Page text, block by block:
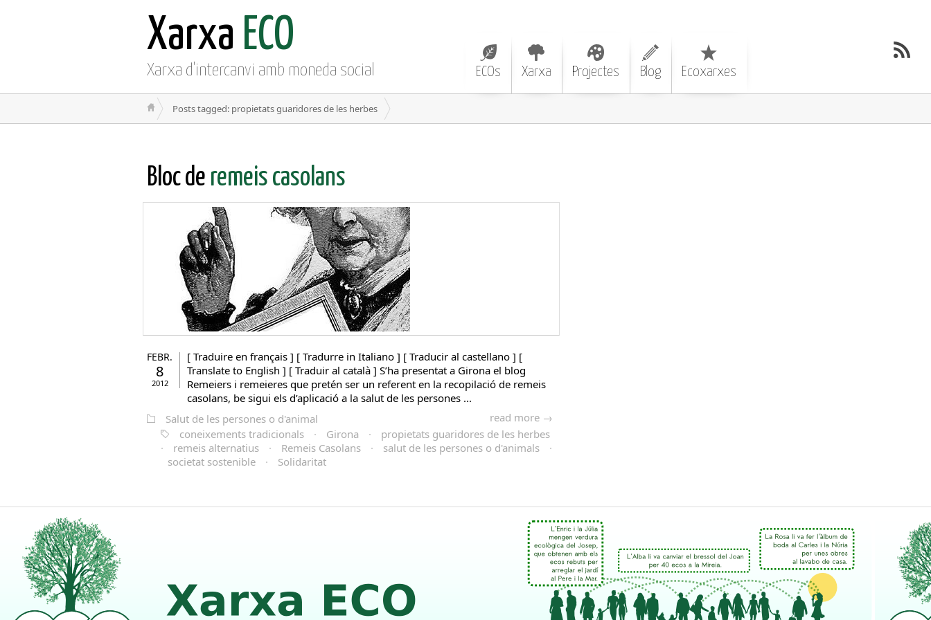
Xarxa ECO
Xarxa d'intercanvi amb moneda social ECOs Xarxa Projectes Blog Ecoxarxes
Posts tagged: propietats guaridores de les herbes
Bloc de remeis casolans
FEBR.
8
2012
[ Traduire en français ] [ Tradurre in Italiano ] [ Traducir al castellano ] [
Translate to English ] [ Traduir al català ] S’ha presentat a Girona el blog
Remeiers i remeieres que pretén ser un referent en la recopilació de remeis
casolans, be sigui els d’aplicació a la salut de les persones ...
read more →
Salut de les persones o d'animal
coneixements tradicionals
· Girona ·
propietats guaridores de les herbes
·
remeis alternatius · Remeis Casolans · salut de les persones o d'animals
·
societat sostenible
· Solidaritat